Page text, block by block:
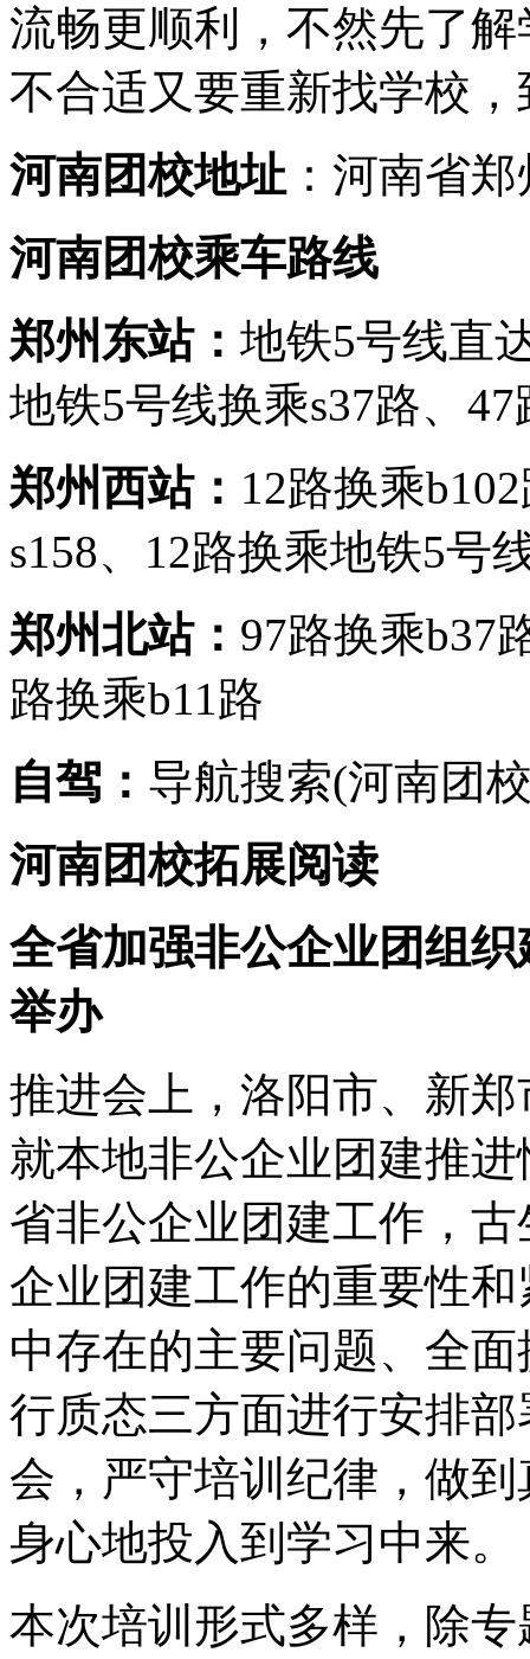
流畅更顺利，不然先了
不合适又要重新找学校
河南团校地址 ：河南省
河南团校乘车路线
郑州东站： 地铁5号线直
地铁5号线换乘s37路、
郑州西站： 12路换乘
s158、12路换乘地铁5号
郑州北站： 97路换乘b37
路换乘b11路
自驾： 导航搜索(河南团
河南团校拓展阅读
全省加强非公企业团组
举办
推进会上，洛阳市、新
就本地非公企业团建推
省非公企业团建工作，
企业团建工作的重要性
中存在的主要问题、全
行质态三方面进行安排
会，严守培训纪律，做
身心地投入到学习中来。
本次培训形式多样，除